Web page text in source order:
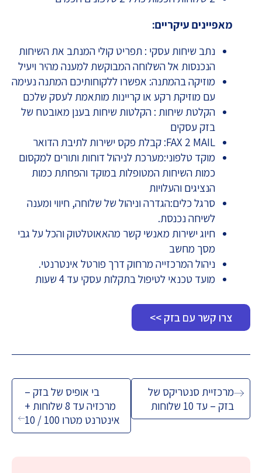
מאפיינים עיקריים:
נתב שיחות עסקי : תפריט קולי המנתב את השיחות
הנכנסות אל השלוחה המבוקשת למענה מהיר ויעיל
מוזיקה בהמתנה: אפשרו ללקוחותיכם המתנה נעימה
עם מוזיקת רקע או קריינות מותאמת לעסק שלכם
הקלטת שיחות : הקלטות שיחות בענן מאובטח של
בזק עסקים
FAX 2 MAIL: קבלת פקס ישירות לתיבת הדואר
מוקד טלפוני:מערכת לניהול דוחות ותורים למקסום
כמות השיחות המטופלות במוקד והפחתת כמות
הנציגים והעלויות
סרגל כלים:הגדרה וניהול של שלוחה, חיווי ומענה
לשיחה נכנסת.
חיוג ישירות מאנשי קשר מהאאוטלטוק והכל על גבי
מסך מחשב
ניהול המרכזייה מרחוק דרך פורטל אינטרנטי.
מועד טכנאי לטיפול בתקלות עסקי עד 4 שעות
צרו קשר עם בזק >>
ניווט
מרכזיית סנטריקס של
בזק – עד 10 שלוחות
בי אופיס של בזק –
מרכזיה עד 8 שלוחות +
אינטרנט מטרו 100 / 10